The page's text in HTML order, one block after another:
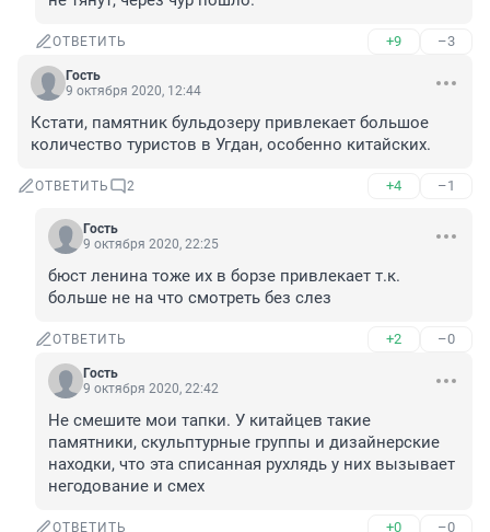
ОТВЕТИТЬ +9 –3
Гость
9 октября 2020, 12:44
Кстати, памятник бульдозеру привлекает большое
количество туристов в Угдан, особенно китайских.
ОТВЕТИТЬ 2 +4 –1
Гость
9 октября 2020, 22:25
бюст ленина тоже их в борзе привлекает т.к.
больше не на что смотреть без слез
ОТВЕТИТЬ +2 –0
Гость
9 октября 2020, 22:42
Не смешите мои тапки. У китайцев такие
памятники, скульптурные группы и дизайнерские
находки, что эта списанная рухлядь у них вызывает
негодование и смех
ОТВЕТИТЬ +0 –0